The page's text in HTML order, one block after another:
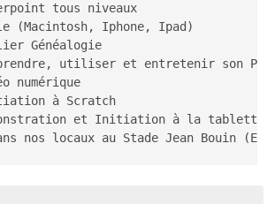
à Scratch
et Initiation à la tablette
nos locaux au Stade Jean Bouin